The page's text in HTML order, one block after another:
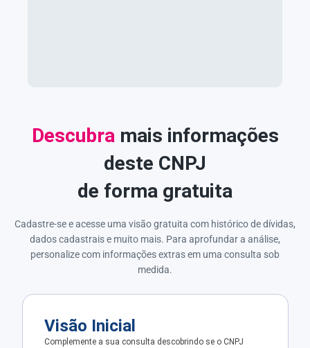
Descubra mais informações
deste CNPJ
de forma gratuita
Cadastre-se e acesse uma visão gratuita com histórico de dívidas,
dados cadastrais e muito mais. Para aprofundar a análise,
personalize com informações extras em uma consulta sob
medida.
Visão Inicial
Complemente a sua consulta descobrindo se o CNPJ